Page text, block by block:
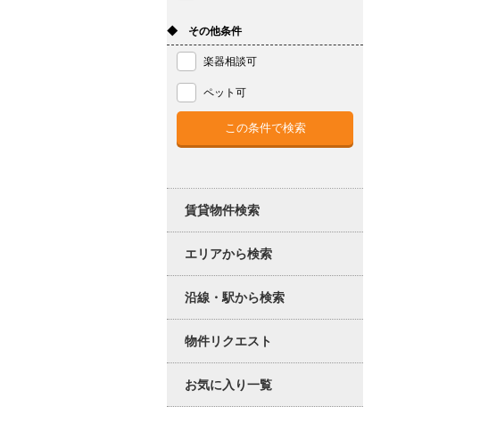
◆ その他条件
楽器相談可
ペット可
賃貸物件検索
エリアから検索
沿線・駅から検索
物件リクエスト
お気に入り一覧